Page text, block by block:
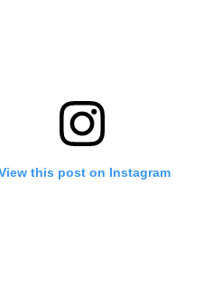
this post on Instagram